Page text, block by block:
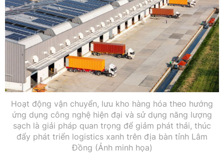
Hoạt động vận chuyển, lưu kho hàng hóa theo hướng
ứng dụng công nghệ hiện đại và sử dụng năng lượng
sạch là giải pháp quan trọng để giảm phát thải, thúc
đẩy phát triển logistics xanh trên địa bàn tỉnh Lâm
Đồng (Ảnh minh họa)